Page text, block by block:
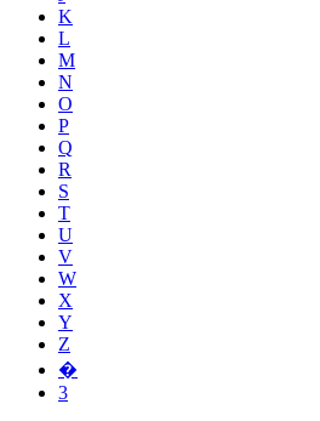
K
L
M
N
O
P
Q
R
S
T
U
V
W
X
Y
Z
�
3